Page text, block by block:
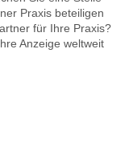
Praxis beteiligen
für Ihre Praxis?
Anzeige weltweit